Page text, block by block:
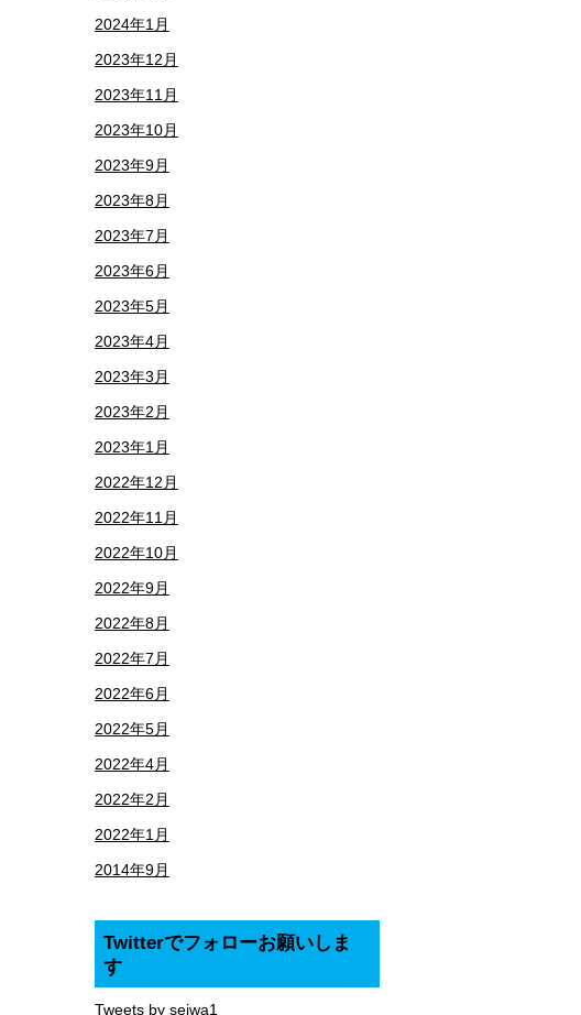
2024年1月
2023年12月
2023年11月
2023年10月
2023年9月
2023年8月
2023年7月
2023年6月
2023年5月
2023年4月
2023年3月
2023年2月
2023年1月
2022年12月
2022年11月
2022年10月
2022年9月
2022年8月
2022年7月
2022年6月
2022年5月
2022年4月
2022年2月
2022年1月
2014年9月
Twitterでフォローお願いしま
す
Tweets by seiwa1